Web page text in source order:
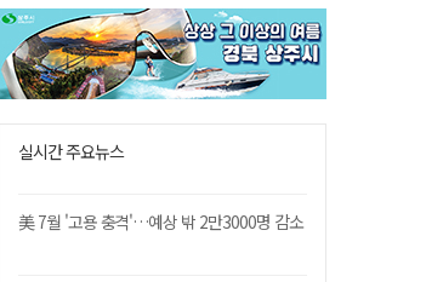
실시간 주요뉴스
美 7월 '고용 충격'…예상 밖 2만3000명 감소